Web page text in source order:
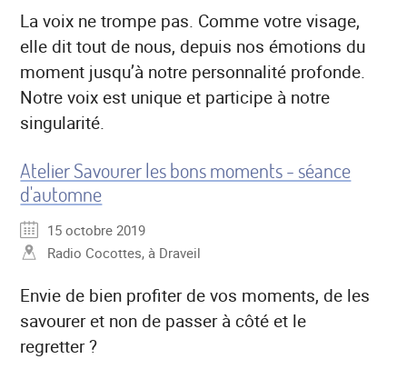
La voix ne trompe pas. Comme votre visage,
elle dit tout de nous, depuis nos émotions du
moment jusqu’à notre personnalité profonde.
Notre voix est unique et participe à notre
singularité.
Atelier Savourer les bons moments - séance
d'automne
15 octobre 2019
Radio Cocottes, à Draveil
Envie de bien profiter de vos moments, de les
savourer et non de passer à côté et le
regretter ?